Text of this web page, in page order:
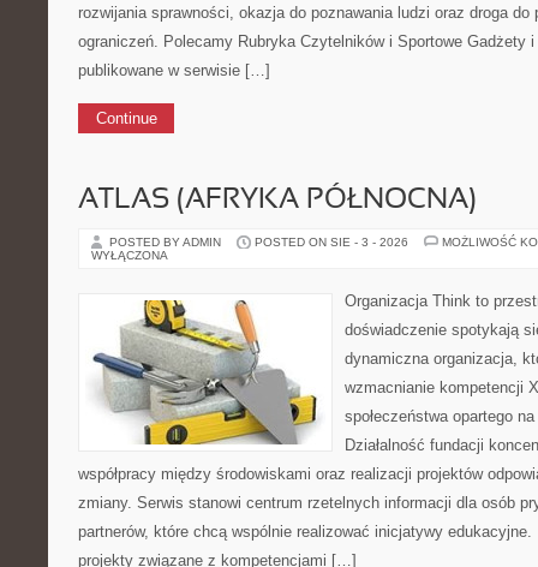
rozwijania sprawności, okazja do poznawania ludzi oraz droga do
ograniczeń. Polecamy Rubryka Czytelników i Sportowe Gadżety
publikowane w serwisie […]
Continue
ATLAS (AFRYKA PÓŁNOCNA)
POSTED BY ADMIN POSTED ON SIE - 3 - 2026
MOŻLIWOŚĆ
WYŁĄCZONA
Organizacja Think to
doświadczenie spotykają
dynamiczna organizacja,
wzmacnianie kompetencji
społeczeństwa opartego
Działalność fundacji
współpracy między środowiskami oraz realizacji projektów
zmiany. Serwis stanowi centrum rzetelnych informacji dla osób
partnerów, które chcą wspólnie realizować inicjatywy
projekty związane z kompetencjami […]